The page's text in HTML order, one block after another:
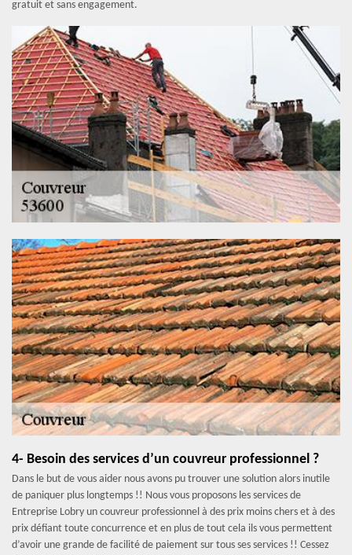
gratuit et sans engagement.
4- Besoin des services d’un couvreur professionnel ?
Dans le but de vous aider nous avons pu trouver une solution alors inutile
de paniquer plus longtemps !! Nous vous proposons les services de
Entreprise Lobry un couvreur professionnel à des prix moins chers et à des
prix défiant toute concurrence et en plus de tout cela ils vous permettent
d’avoir une grande de facilité de paiement sur tous ses services !! Cessez